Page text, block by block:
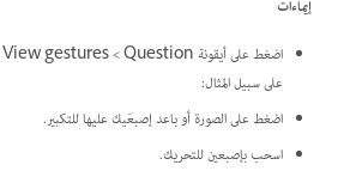
إيماءات
على سبيل المثال:
اضغط على الصورة أو باعد إصبعَيك عليها للتكبير.
اسحب بإصبعين للتحريك.